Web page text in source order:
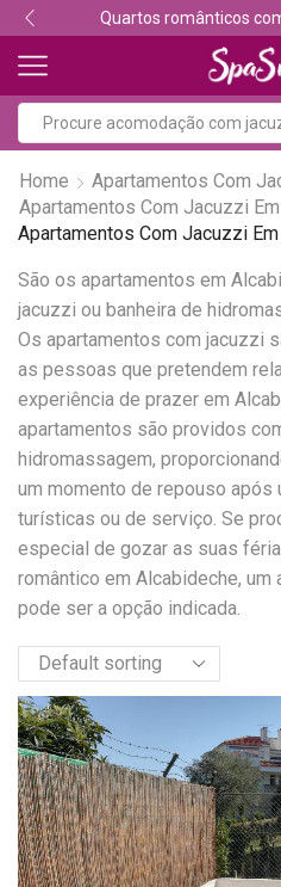
Quartos românticos
Home
Apartamentos Com
Apartamentos Com Jacuzzi
Apartamentos Com Jacuzzi
São os apartamentos em
jacuzzi ou banheira de
Os apartamentos com jacuzzi
as pessoas que pretendem
experiência de prazer em
apartamentos são providos
hidromassagem,
um momento de repouso
turísticas ou de serviço. Se
especial de gozar as suas
romântico em Alcabideche, um
pode ser a opção indicada.